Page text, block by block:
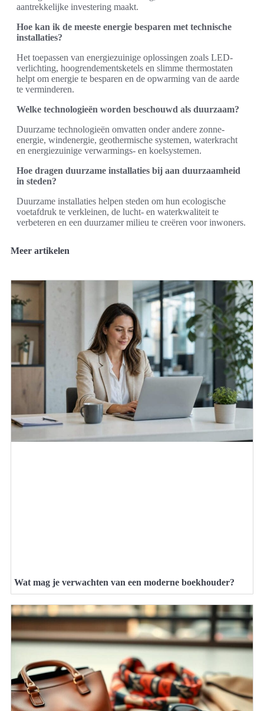
aantrekkelijke investering maakt.
Hoe kan ik de meeste energie besparen met technische
installaties?
Het toepassen van energiezuinige oplossingen zoals LED-
verlichting, hoogrendementsketels en slimme thermostaten
helpt om energie te besparen en de opwarming van de aarde
te verminderen.
Welke technologieën worden beschouwd als duurzaam?
Duurzame technologieën omvatten onder andere zonne-
energie, windenergie, geothermische systemen, waterkracht
en energiezuinige verwarmings- en koelsystemen.
Hoe dragen duurzame installaties bij aan duurzaamheid
in steden?
Duurzame installaties helpen steden om hun ecologische
voetafdruk te verkleinen, de lucht- en waterkwaliteit te
verbeteren en een duurzamer milieu te creëren voor inwoners.
Meer artikelen
Wat mag je verwachten van een moderne boekhouder?